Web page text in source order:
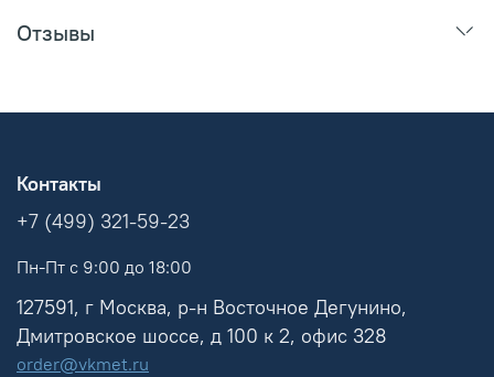
Отзывы
Контакты
+7 (499) 321-59-23
Пн-Пт с 9:00 до 18:00
127591, г Москва, р-н Восточное Дегунино,
Дмитровское шоссе, д 100 к 2, офис 328
order@vkmet.ru